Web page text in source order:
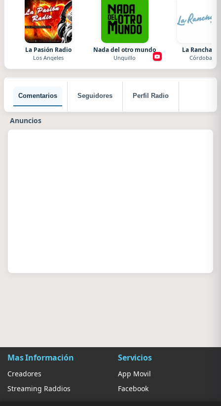
La Pasión Radio
Los Angeles
Nada del otro mundo
Unquillo
La Ranchada
Córdoba
Comentarios Seguidores Perfil Radio
Anuncios
Mas Información
Creadores
Streaming Raddios
Servicios
App Movil
Facebook